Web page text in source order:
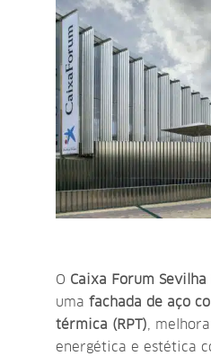
O Caixa Forum Sevilha
umafachada de aço
térmica (RPT),
energética e estética